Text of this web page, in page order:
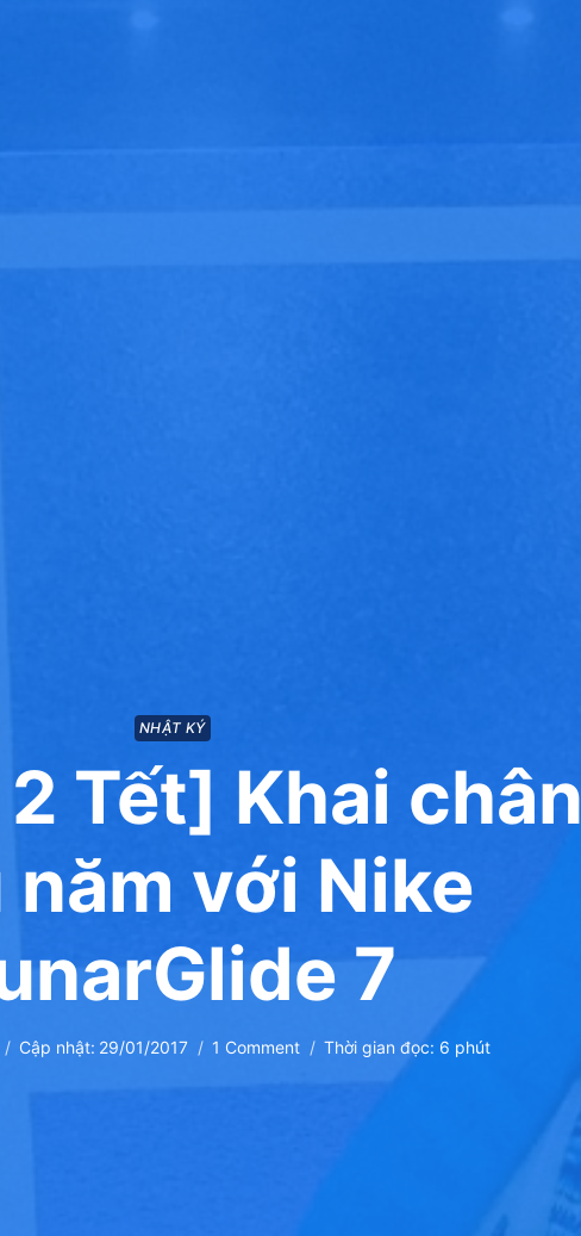
NHẬT KÝ
Tết] Khai chân
năm với Nike
7
Cập nhật: 29/01/2017 1 Comment Thời gian đọc: 6 phút